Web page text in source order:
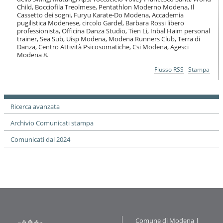
Child, Bocciofila Treolmese, Pentathlon Moderno Modena, Il
Cassetto dei sogni, Furyu Karate-Do Modena, Accademia
pugilistica Modenese, circolo Gardel, Barbara Rossi libero
professionista, Officina Danza Studio, Tien Li, Inbal Haim personal
trainer, Sea Sub, Uisp Modena, Modena Runners Club, Terra di
Danza, Centro Attività Psicosomatiche, Csi Modena, Agesci
Modena 8.
Flusso RSS Stampa
Ricerca avanzata
Archivio Comunicati stampa
Comunicati dal 2024
Contatti Comune di Modena |